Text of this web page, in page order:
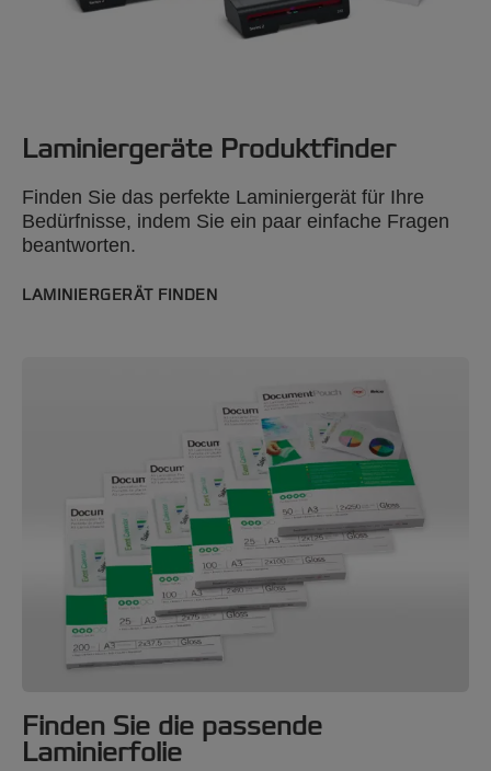
Laminiergeräte Produktfinder
Finden Sie das perfekte Laminiergerät für Ihre
Bedürfnisse, indem Sie ein paar einfache Fragen
beantworten.
LAMINIERGERÄT FINDEN
Finden Sie die passende
Laminierfolie